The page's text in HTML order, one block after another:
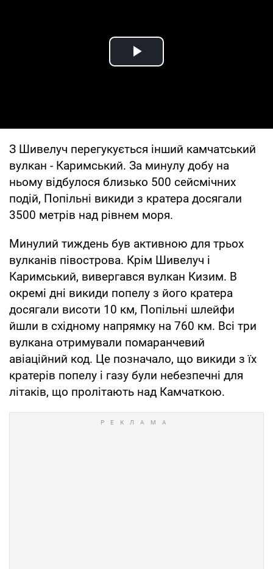
Play Video
З Шивелуч перегукується інший камчатський
вулкан - Каримський. За минулу добу на
ньому відбулося близько 500 сейсмічних
подій, Попільні викиди з кратера досягали
3500 метрів над рівнем моря.
Минулий тиждень був активною для трьох
вулканів півострова. Крім Шивелуч і
Каримський, вивергався вулкан Кизим. В
окремі дні викиди попелу з його кратера
досягали висоти 10 км, Попільні шлейфи
йшли в східному напрямку на 760 км. Всі три
вулкана отримували помаранчевий
авіаційний код. Це позначало, що викиди з їх
кратерів попелу і газу були небезпечні для
літаків, що пролітають над Камчаткою.